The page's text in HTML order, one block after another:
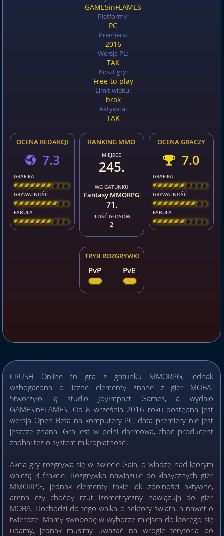
GAMESinFLAMES
Platformy:
PC
Premiera:
2016
Wersja PL:
TAK
Koszt gry:
Free-to-play
Limit wieku:
brak
Aktywna:
TAK
TRYB ROZGRYWKI
PvP PvE
RANKING MMO
MIEJSCE
245.
WG GATUNKU
Fantasy MMORPG
71.
ILOŚĆ GŁOSÓW
2
OCENA GRACZY
7.0
GRAFIKA
[ \ \ \ \ \ \ \ \ ]
GRYWALNOŚĆ
[ \ \ \ \ \ \ \ \ ]
FABUŁA
[ \ \ \ \ \ \ \ \ ]
OCENA REDAKCJI
7.3
GRAFIKA
[ \ \ \ \ \ \ \ \ ]
GRYWALNOŚĆ
[ \ \ \ \ \ \ \ \ ]
FABUŁA
[ \ \ \ \ \ \ \ \ ]
CRUSH Online to gra z gatunku MMORPG, jednak
wzbogacona o liczne elementy znane z gier MOBA.
Stworzyło ją studio JoyImpact Games, a wydało
GAMESinFLAMES. Od 8 września 2016 roku dostępna jest
wersja Open Beta na komputery PC, data premiery nie jest
jeszcze znana. Gra jest w pełni darmowa, choć producent
zadbał też o system mikropłatności.
Akcja gry rozgrywa się w świecie Gaia, o władzę nad którym
walczą 3 frakcje. Rozgrywka nawiązuje do klasycznych gier
MMORPG, jednak elementy takie jak zdolności aktywne,
arena czy choćby rzut izometryczny nawiązują do gier
MOBA. Dochodzi do tego walka o sektory świata, a nawet o
twierdze. Mamy swobodę w wyborze miejsca do którego się
udamy, jednak musimy uważać na wrogie terytoria bo